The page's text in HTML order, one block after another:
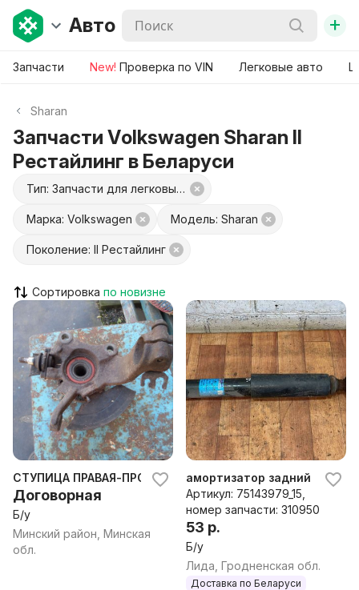
Авто +
Запчасти New! Проверка по VIN Легковые авто
Sharan
Запчасти Volkswagen Sharan II
Рестайлинг в Беларуси
Тип: Запчасти для легковых авто
Марка: Volkswagen Модель: Sharan
Поколение: II Рестайлинг
Сортировка
СТУПИЦА ПРАВАЯ-ПРОВОДА-ШАРАН
Договорная
Б/у
Минский район, Минская
обл.
амортизатор задний
Артикул: 75143979_15,
номер запчасти: 310950
53 р.
Б/у
Лида, Гродненская обл.
Доставка по Беларуси